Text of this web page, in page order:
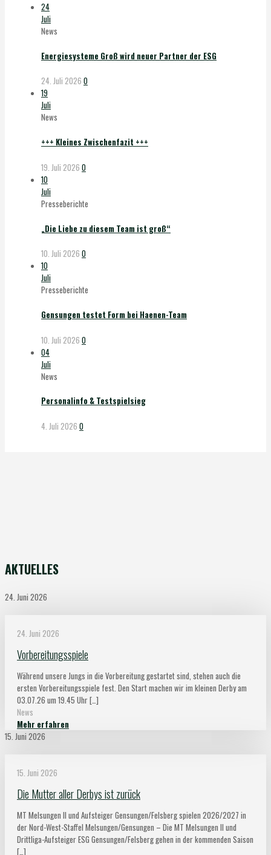
24
Juli
News
Energiesysteme Groß wird neuer Partner der ESG
24. Juli 2026 0
19
Juli
News
+++ Kleines Zwischenfazit +++
19. Juli 2026 0
10
Juli
Presseberichte
„Die Liebe zu diesem Team ist groß“
10. Juli 2026 0
10
Juli
Presseberichte
Gensungen testet Form bei Haenen-Team
10. Juli 2026 0
04
Juli
News
Personalinfo & Testspielsieg
4. Juli 2026 0
AKTUELLES
24. Juni 2026
24. Juni 2026
Vorbereitungsspiele
Während unsere Jungs in die Vorbereitung gestartet sind, stehen auch die
ersten Vorbereitungsspiele fest. Den Start machen wir im kleinen Derby am
03.07.26 um 19.45 Uhr[…]
News
Mehr erfahren
15. Juni 2026
15. Juni 2026
Die Mutter aller Derbys ist zurück
MT Melsungen II und Aufsteiger Gensungen/Felsberg spielen 2026/2027 in
der Nord-West-Staffel Melsungen/Gensungen – Die MT Melsungen II und
Drittliga-Aufsteiger ESG Gensungen/Felsberg gehen in der kommenden Saison
[…]